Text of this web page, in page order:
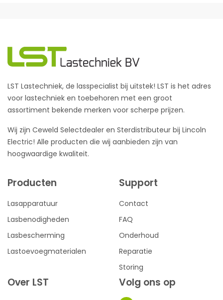
LST Lastechniek, de lasspecialist bij uitstek! LST is het adres
voor lastechniek en toebehoren met een groot
assortiment bekende merken voor scherpe prijzen.
Wij zijn Ceweld Selectdealer en Sterdistributeur bij Lincoln
Electric! Alle producten die wij aanbieden zijn van
hoogwaardige kwaliteit.
Producten
Lasapparatuur
Lasbenodigheden
Lasbescherming
Lastoevoegmaterialen
Support
Contact
FAQ
Onderhoud
Reparatie
Storing
Over LST Volg ons op